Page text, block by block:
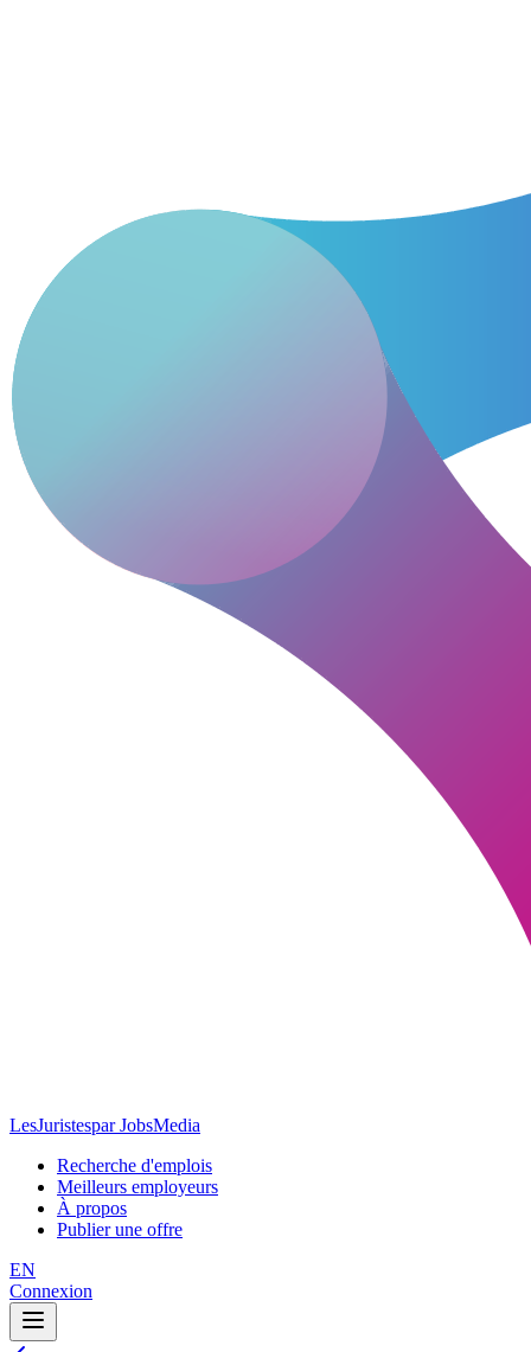
LesJuristespar JobsMedia
Recherche d'emplois
Meilleurs employeurs
À propos
Publier une offre
EN
Connexion